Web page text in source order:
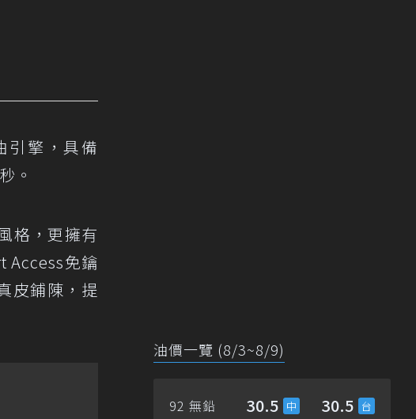
引擎，具備
。
格，更擁有
Access免鑰
皮鋪陳，提
油價一覽 (8/3~8/9)
92 無鉛 30.5 30.5